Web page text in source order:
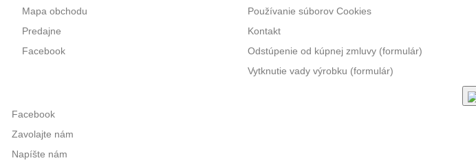
Mapa obchodu
Predajne
Facebook
Používanie súborov Cookies
Kontakt
Odstúpenie od kúpnej zmluvy (formulár)
Vytknutie vady výrobku (formulár)
Facebook
Zavolajte nám
Napíšte nám